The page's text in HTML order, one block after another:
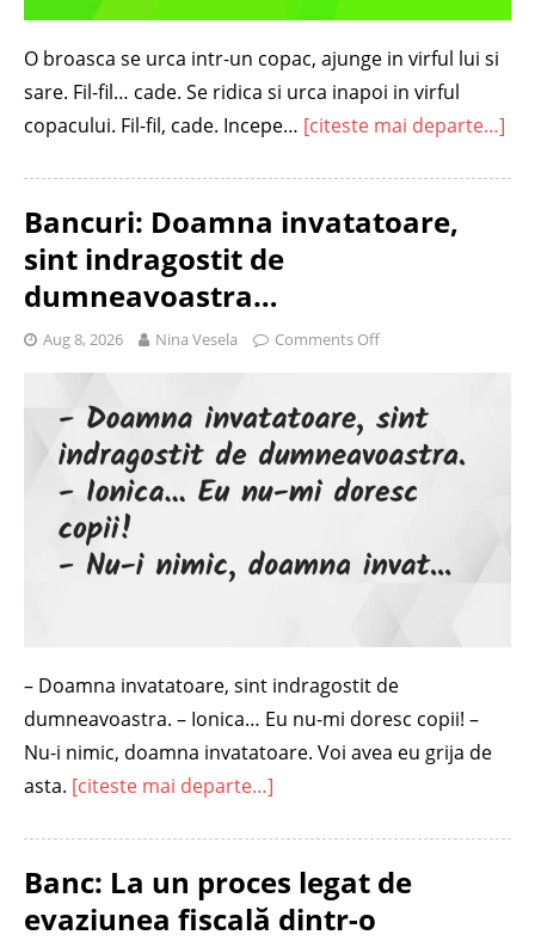
O broasca se urca intr-un copac, ajunge in virful lui si
sare. Fil-fil… cade. Se ridica si urca inapoi in virful
copacului. Fil-fil, cade. Incepe… [citeste mai departe…]
Bancuri: Doamna invatatoare,
sint indragostit de
dumneavoastra…
Aug 8, 2026 Nina Vesela Comments Off
– Doamna invatatoare, sint indragostit de
dumneavoastra. – Ionica… Eu nu-mi doresc copii! –
Nu-i nimic, doamna invatatoare. Voi avea eu grija de
asta. [citeste mai departe…]
Banc: La un proces legat de
evaziunea fiscală dintr-o